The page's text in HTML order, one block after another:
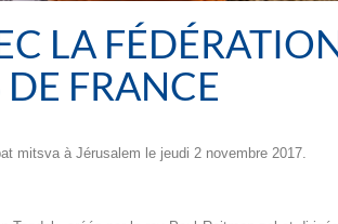
LA
FRANCE
mitsva à Jérusalem le jeudi 2 novembre 2017.